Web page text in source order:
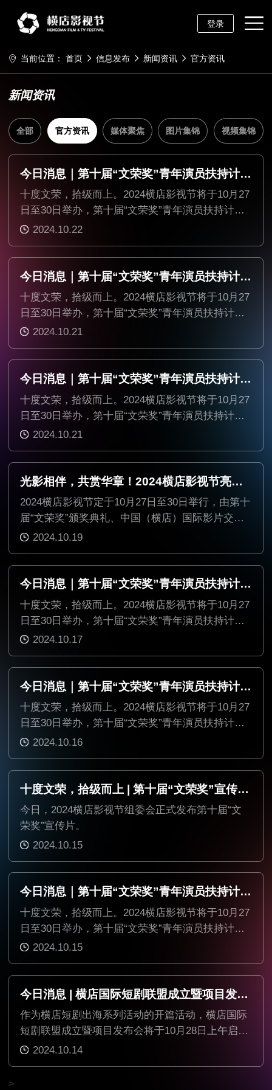
登录
当前位置：首页 信息发布 新闻资讯 官方资讯
新闻资讯
全部 官方资讯 媒体聚焦 图片集锦 视频集锦
今日消息｜第十届“文荣奖”青年演员扶持计划第十一批名单公布
十度文荣，拾级而上。2024横店影视节将于10月27
日至30日举办，第十届“文荣奖”青年演员扶持计划
名单陆续公布。
2024.10.22
今日消息｜第十届“文荣奖”青年演员扶持计划第十批名单公布
十度文荣，拾级而上。2024横店影视节将于10月27
日至30日举办，第十届“文荣奖”青年演员扶持计划
名单陆续公布。
2024.10.21
今日消息｜第十届“文荣奖”青年演员扶持计划第九批名单公布
十度文荣，拾级而上。2024横店影视节将于10月27
日至30日举办，第十届“文荣奖”青年演员扶持计划
名单陆续公布。
2024.10.21
光影相伴，共赏华章！2024横店影视节亮点提前看
2024横店影视节定于10月27日至30日举行，由第十
届“文荣奖”颁奖典礼、中国（横店）国际影片交易
会、第二十六届全国影片推介会、第三届中国电影
发布会、横店儿童电影盛典等十余项活动构成，同
期还将举行中国（横店）影视文化产业发展大会，
光影相伴，共赏华章。
2024.10.19
今日消息｜第十届“文荣奖”青年演员扶持计划第八批名单公布
十度文荣，拾级而上。2024横店影视节将于10月27
日至30日举办，第十届“文荣奖”青年演员扶持计划
名单陆续公布。
2024.10.17
今日消息｜第十届“文荣奖”青年演员扶持计划第七批名单公布
十度文荣，拾级而上。2024横店影视节将于10月27
日至30日举办，第十届“文荣奖”青年演员扶持计划
名单陆续公布。
2024.10.16
十度文荣，拾级而上 | 第十届“文荣奖”宣传片正式发布！
今日，2024横店影视节组委会正式发布第十届“文
荣奖”宣传片。
2024.10.15
今日消息｜第十届“文荣奖”青年演员扶持计划第六批名单公布
十度文荣，拾级而上。2024横店影视节将于10月27
日至30日举办，第十届“文荣奖”青年演员扶持计划
名单陆续公布。
2024.10.15
今日消息 | 横店国际短剧联盟成立暨项目发布会开启邀约
作为横店短剧出海系列活动的开篇活动，横店国际
短剧联盟成立暨项目发布会将于10月28日上午启
幕，目前已向各界发出邀约。
2024.10.14
>